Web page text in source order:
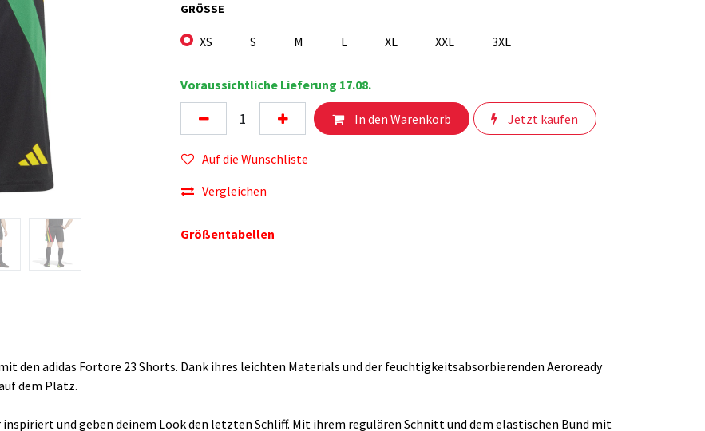
GRÖSSE
XS S M L XL XXL 3XL
Voraussichtliche Lieferung 17.08.
In den Warenkorb Jetzt kaufen
Auf die Wunschliste
Vergleichen
Größentabellen
den adidas Fortore 23 Shorts. Dank ihres leichten Materials und der feuchtigkeitsabsorbierenden Aeroready
dem Platz.
und geben deinem Look den letzten Schliff. Mit ihrem regulären Schnitt und dem elastischen Bund mit